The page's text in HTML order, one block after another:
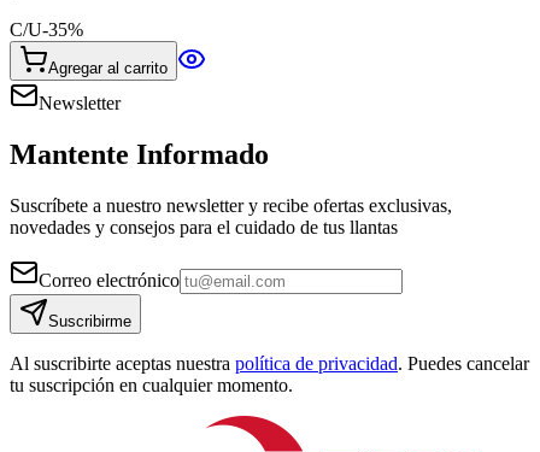
C/U-35%
Agregar al carrito
Newsletter
Mantente Informado
Suscríbete a nuestro newsletter y recibe ofertas exclusivas,
novedades y consejos para el cuidado de tus llantas
Correo electrónico
Suscribirme
Al suscribirte aceptas nuestra política de privacidad. Puedes cancelar
tu suscripción en cualquier momento.